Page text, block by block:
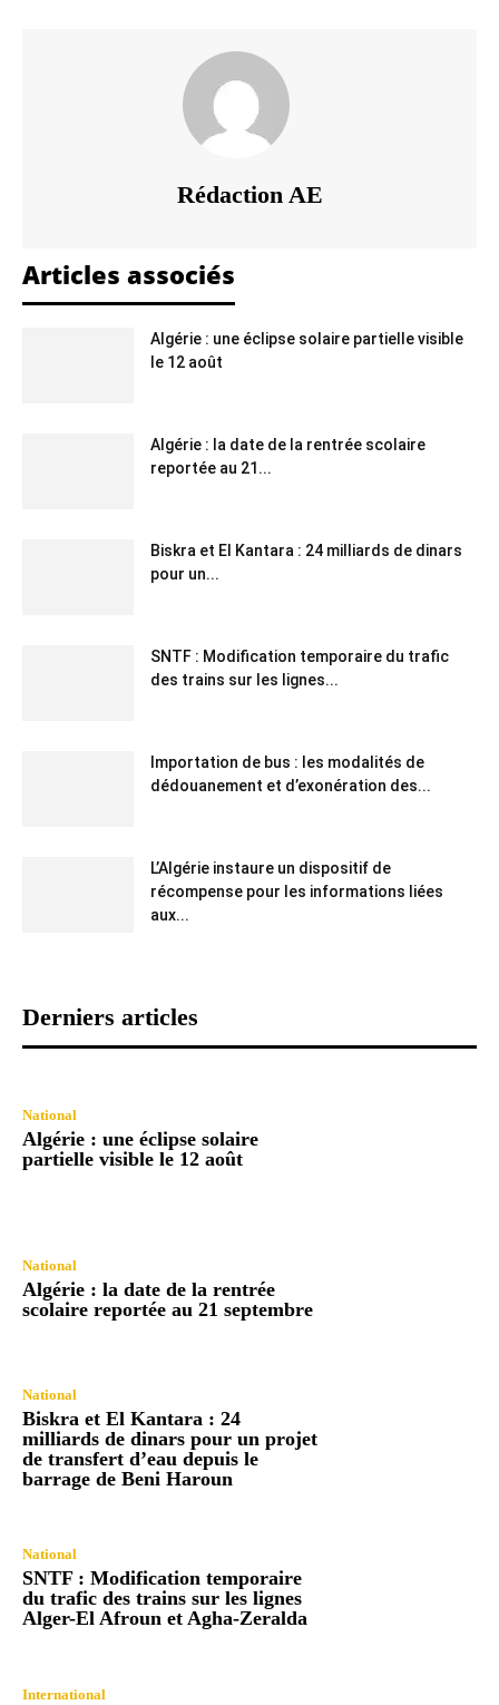
Rédaction AE
Articles associés
Algérie : une éclipse solaire partielle visible
le 12 août
Algérie : la date de la rentrée scolaire
reportée au 21...
Biskra et El Kantara : 24 milliards de dinars
pour un...
SNTF : Modification temporaire du trafic
des trains sur les lignes...
Importation de bus : les modalités de
dédouanement et d’exonération des...
L’Algérie instaure un dispositif de
récompense pour les informations liées
aux...
Derniers articles
National
Algérie : une éclipse solaire
partielle visible le 12 août
National
Algérie : la date de la rentrée
scolaire reportée au 21 septembre
National
Biskra et El Kantara : 24
milliards de dinars pour un projet
de transfert d’eau depuis le
barrage de Beni Haroun
National
SNTF : Modification temporaire
du trafic des trains sur les lignes
Alger-El Afroun et Agha-Zeralda
International